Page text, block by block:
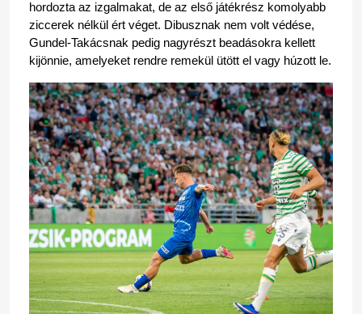
hordozta az izgalmakat, de az első játékrész komolyabb
ziccerek nélkül ért véget. Dibusznak nem volt védése,
Gundel-Takácsnak pedig nagyrészt beadásokra kellett
kijönnie, amelyeket rendre remekül ütött el vagy húzott le.